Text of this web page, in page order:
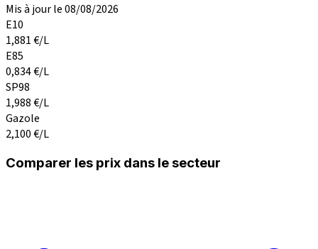
Mis à jour le 08/08/2026
E10
1,881€/L
E85
0,834€/L
SP98
1,988€/L
Gazole
2,100€/L
Comparer les prix dans le secteur